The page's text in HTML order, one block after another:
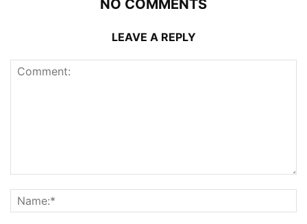
NO COMMENTS
LEAVE A REPLY